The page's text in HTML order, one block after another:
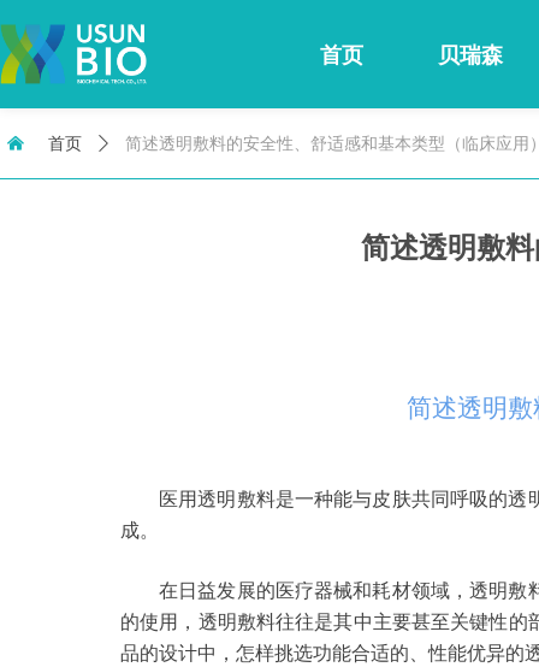
首页 贝瑞森
简述透明敷
简述透明
医用透明敷料是一种能与皮肤共同呼吸的
成。
在日益发展的医疗器械和耗材领域，透明
的使用，透明敷料往往是其中主要甚至关键性
品的设计中，怎样挑选功能合适的、性能优异的
낀 首页 ꄲ 简述透明敷料的安全性、舒适感和基本类型（临床应用